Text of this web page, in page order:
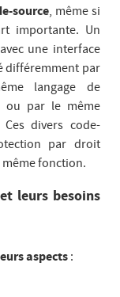
source, même si
importante. Un
une interface
différemment par
langage de
ou par le même
divers code-
par droit
fonction.
leurs besoins
aspects :